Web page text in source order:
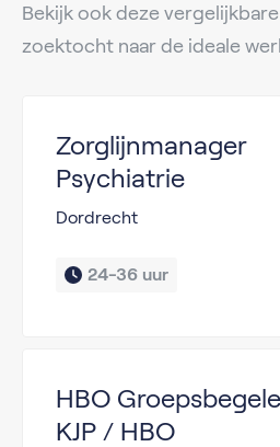
Bekijk ook deze
zoektocht naar de ideale
Zorglijnmanager
Psychiatrie
Dordrecht
24-36 uur
HBO
KJP / HBO